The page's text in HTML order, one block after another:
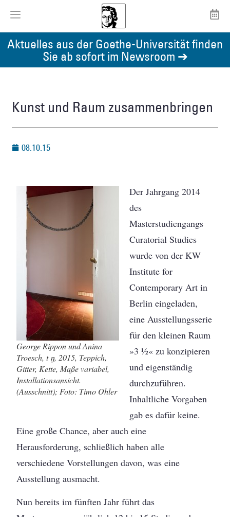
Aktuelles aus der Goethe-Universität finden
Sie ab sofort im Newsroom ➔
Kunst und Raum zusammenbringen
08.10.15
George Rippon und Anina
Troesch, t ŋ, 2015, Teppich,
Gitter, Kette, Maße variabel,
Installationsansicht.
(Ausschnitt); Foto: Timo Ohler
Der Jahrgang 2014
des
Masterstudiengangs
Curatorial Studies
wurde von der KW
Institute for
Contemporary Art in
Berlin eingeladen,
eine Ausstellungsserie
für den kleinen Raum
»3 ½« zu konzipieren
und eigenständig
durchzuführen.
Inhaltliche Vorgaben
gab es dafür keine.
Eine große Chance, aber auch eine
Herausforderung, schließlich haben alle
verschiedene Vorstellungen davon, was eine
Ausstellung ausmacht.
Nun bereits im fünften Jahr führt das